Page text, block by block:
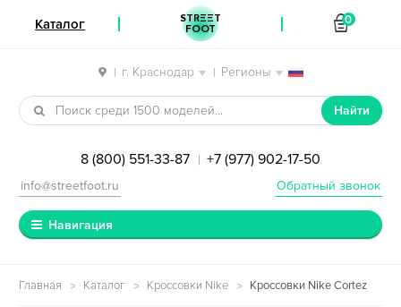
| г. Краснодар | Регионы
Перейти к навигации
Перейти к содержимому
Найти
8 (800) 551-33-87 | +7 (977) 902-17-50
Обратный звонок
info@streetfoot.ru
Навигация
Главная Каталог Кроссовки Nike Кроссовки Nike Cortez
Каталог STREET
FOOT
0